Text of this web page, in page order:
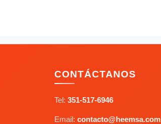
CONTÁCTANOS
Tel: 351-517-6946
Email: contacto@heemsa.com